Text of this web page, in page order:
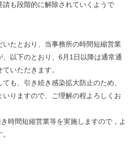
請も段階的に解除されていくようで
いたとおり、当事務所の時間短縮営業
以下のとおり、6月1日以降は通常通
いただきます。
も、引き続き感染拡大防止のため、
いりますので、ご理解の程よろしくお
時間短縮営業等を実施しますので，よ